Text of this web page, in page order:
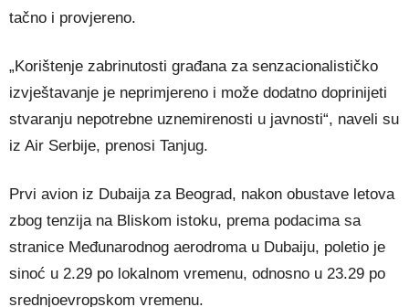
tačno i provjereno.
„Korištenje zabrinutosti građana za senzacionalističko
izvještavanje je neprimjereno i može dodatno doprinijeti
stvaranju nepotrebne uznemirenosti u javnosti“, naveli su
iz Air Serbije, prenosi Tanjug.
Prvi avion iz Dubaija za Beograd, nakon obustave letova
zbog tenzija na Bliskom istoku, prema podacima sa
stranice Međunarodnog aerodroma u Dubaiju, poletio je
sinoć u 2.29 po lokalnom vremenu, odnosno u 23.29 po
srednjoevropskom vremenu.